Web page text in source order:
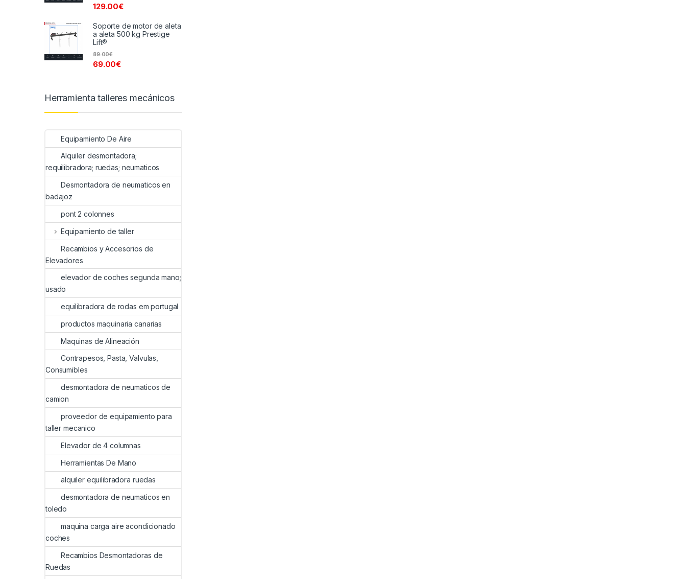
129.00€
Soporte de motor de aleta
a aleta 500 kg Prestige
Lift®
69.00€
89.00€
Herramienta talleres mecánicos
Equipamiento De Aire
Alquiler desmontadora;
requilibradora; ruedas; neumaticos
Desmontadora de neumaticos en
badajoz
pont 2 colonnes
Equipamiento de taller
Recambios y Accesorios de
Elevadores
elevador de coches segunda mano;
usado
equilibradora de rodas em portugal
productos maquinaria canarias
Maquinas de Alineación
Contrapesos, Pasta, Valvulas,
Consumibles
desmontadora de neumaticos de
camion
proveedor de equipamiento para
taller mecanico
Elevador de 4 columnas
Herramientas De Mano
alquiler equilibradora ruedas
desmontadora de neumaticos en
toledo
maquina carga aire acondicionado
coches
Recambios Desmontadoras de
Ruedas